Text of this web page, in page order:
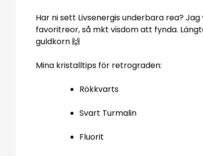
Har ni sett Livsenergis underbara rea?
favoritreor, så mkt visdom att fynda.
guldkorn 🙌
Mina kristalltips för retrograden:
Rökkvarts
Svart Turmalin
Fluorit